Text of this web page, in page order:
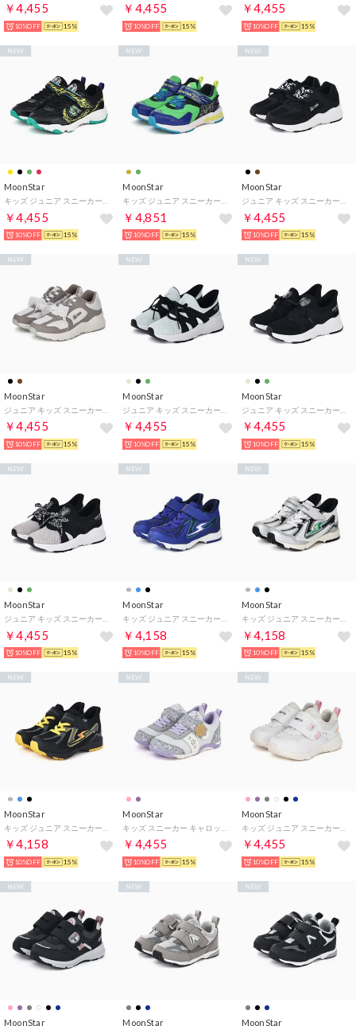
￥4,455
10%OFF 15%
￥4,455
10%OFF 15%
￥4,455
10%OFF 15%
MoonStar
￥4,455
NEW
10%OFF 15%
MoonStar
￥4,851
NEW
10%OFF 15%
MoonStar
￥4,455
NEW
10%OFF 15%
MoonStar
￥4,455
NEW
10%OFF 15%
MoonStar
￥4,455
NEW
10%OFF 15%
MoonStar
￥4,455
NEW
10%OFF 15%
MoonStar
￥4,455
NEW
10%OFF 15%
MoonStar
￥4,158
NEW
10%OFF 15%
MoonStar
￥4,158
NEW
10%OFF 15%
MoonStar
￥4,158
NEW
10%OFF 15%
MoonStar
￥4,455
NEW
10%OFF 15%
MoonStar
￥4,455
NEW
10%OFF 15%
MoonStar
NEW
MoonStar
NEW
MoonStar
NEW